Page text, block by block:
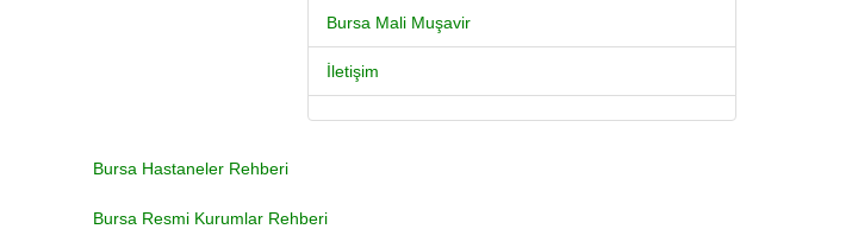
Bursa Mali Muşavir
İletişim
Bursa Hastaneler Rehberi
Bursa Resmi Kurumlar Rehberi